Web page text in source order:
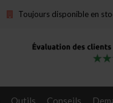
Toujours disponible en
Outils Conseils